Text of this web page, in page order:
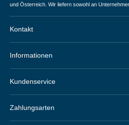
und Österreich. Wir liefern sowohl an
Kontakt
Informationen
Kundenservice
Zahlungsarten